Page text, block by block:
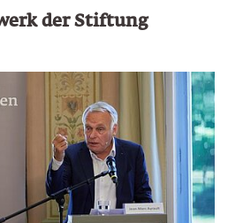
der Stiftung